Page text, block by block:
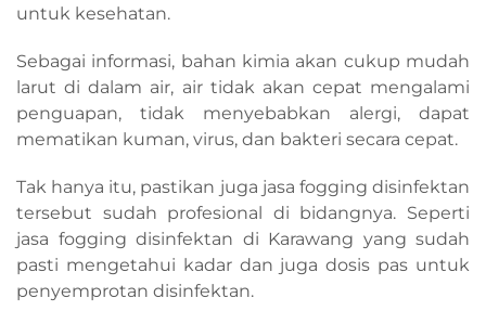
untuk kesehatan.
Sebagai informasi, bahan kimia akan cukup mudah
larut di dalam air, air tidak akan cepat mengalami
penguapan, tidak menyebabkan alergi, dapat
mematikan kuman, virus, dan bakteri secara cepat.
Tak hanya itu, pastikan juga jasa fogging disinfektan
tersebut sudah profesional di bidangnya. Seperti
jasa fogging disinfektan di Karawang yang sudah
pasti mengetahui kadar dan juga dosis pas untuk
penyemprotan disinfektan.